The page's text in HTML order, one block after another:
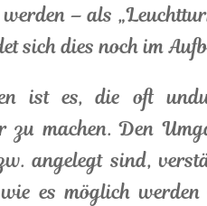
– als
sich dies noch im
ist es, die oft
zu machen. Den
angelegt sind,
es möglich